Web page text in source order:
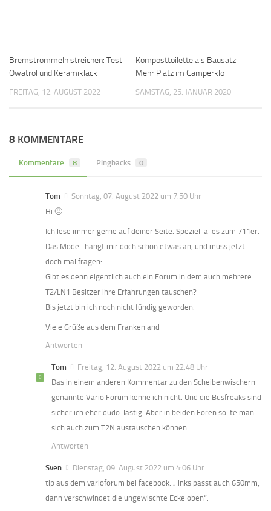
Bremstrommeln streichen: Test
Owatrol und Keramiklack
FREITAG, 12. AUGUST 2022
Komposttoilette als Bausatz:
Mehr Platz im Camperklo
SAMSTAG, 25. JANUAR 2020
8 KOMMENTARE
Kommentare 8 Pingbacks 0
Tom
Sonntag, 07. August 2022 um 7:50 Uhr
Hi 🙂
Ich lese immer gerne auf deiner Seite. Speziell alles zum 711er.
Das Modell hängt mir doch schon etwas an, und muss jetzt
doch mal fragen:
Gibt es denn eigentlich auch ein Forum in dem auch mehrere
T2/LN1 Besitzer ihre Erfahrungen tauschen?
Bis jetzt bin ich noch nicht fündig geworden.
Viele Grüße aus dem Frankenland
Antworten
Tom
Freitag, 12. August 2022 um 22:48 Uhr
Das in einem anderen Kommentar zu den Scheibenwischern
genannte Vario Forum kenne ich nicht. Und die Busfreaks sind
sicherlich eher düdo-lastig. Aber in beiden Foren sollte man
sich auch zum T2N austauschen können.
Antworten
Sven
Dienstag, 09. August 2022 um 4:06 Uhr
tip aus dem varioforum bei facebook: „links passt auch 650mm,
dann verschwindet die ungewischte Ecke oben“.